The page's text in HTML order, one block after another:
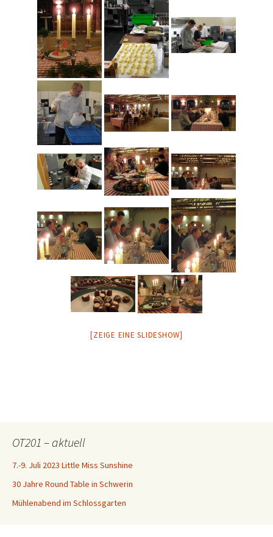
[ZEIGE EINE SLIDESHOW]
OT201 – aktuell
7.-9. Juli 2023 Little Miss Sunshine
30 Jahre Round Table in Schwerin
Mühlenabend im Schlossgarten